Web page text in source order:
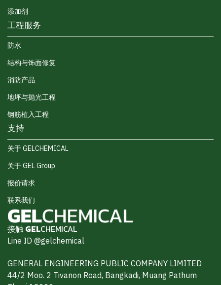
添加剂
工程服务
防水
结构与饰面修复
消防产品
地坪与抛光工程
钢筋植入工程
支持
关于 GELCHEMICAL
关于 GEL Group
报价请求
联系我们
接触 GELCHEMICAL
Line ID @gelchemical
GENERAL ENGINEERING PUBLIC COMPANY LIMITED
44/2 Moo. 2 Tivanon Road, Bangkadi, Muang Pathum